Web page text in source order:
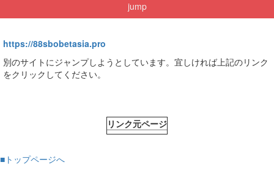
jump
https://88sbobetasia.pro
別のサイトにジャンプしようとしています。宜しければ上記のリンク
をクリックしてください。
リンク元ページ
■トップページへ